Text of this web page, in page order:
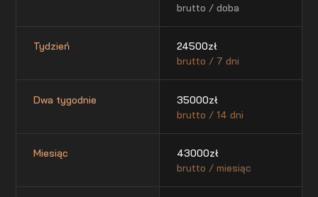
brutto / doba
Tydzień 24500zł
brutto / 7 dni
Dwa tygodnie 35000zł
brutto / 14 dni
Miesiąc 43000zł
brutto / miesiąc